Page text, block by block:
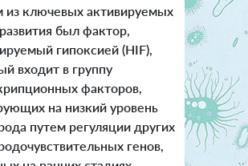
ключевых активируемых
был фактор,
гипоксией (HIF),
входит в группу
факторов,
на низкий уровень
путем регуляции других
генов,